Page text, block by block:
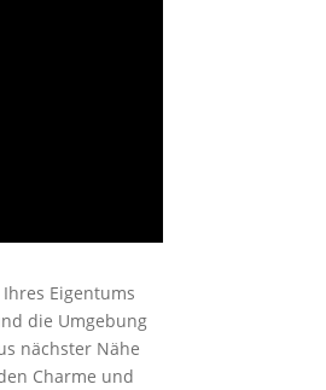
Eigentums
die Umgebung
nächster Nähe
Charme und